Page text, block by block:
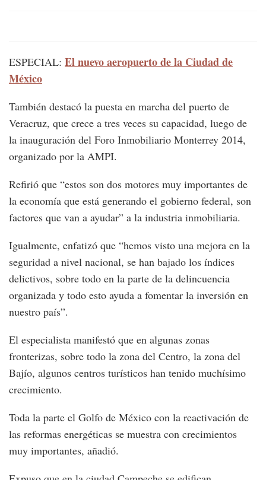
ESPECIAL: El nuevo aeropuerto de la Ciudad de
México
También destacó la puesta en marcha del puerto de
Veracruz, que crece a tres veces su capacidad, luego de
la inauguración del Foro Inmobiliario Monterrey 2014,
organizado por la AMPI.
Refirió que “estos son dos motores muy importantes de
la economía que está generando el gobierno federal, son
factores que van a ayudar” a la industria inmobiliaria.
Igualmente, enfatizó que “hemos visto una mejora en la
seguridad a nivel nacional, se han bajado los índices
delictivos, sobre todo en la parte de la delincuencia
organizada y todo esto ayuda a fomentar la inversión en
nuestro país”.
El especialista manifestó que en algunas zonas
fronterizas, sobre todo la zona del Centro, la zona del
Bajío, algunos centros turísticos han tenido muchísimo
crecimiento.
Toda la parte el Golfo de México con la reactivación de
las reformas energéticas se muestra con crecimientos
muy importantes, añadió.